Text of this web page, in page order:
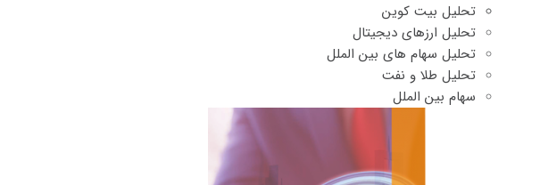
تحلیل بیت کوین
تحلیل ارزهای دیجیتال
تحلیل سهام های بین الملل
تحلیل طلا و نفت
سهام بین الملل